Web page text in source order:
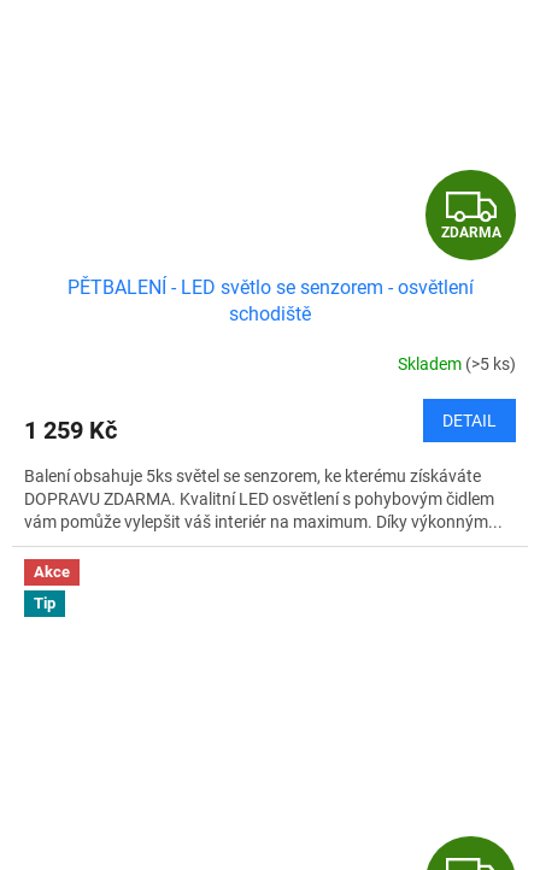
Z
D
R
M
A
ZDARMA
PĚTBALENÍ - LED světlo se senzorem - osvětlení
schodiště
Skladem (>5 ks)
1 259 Kč DETAIL
Balení obsahuje 5ks světel se senzorem, ke kterému získáváte
DOPRAVU ZDARMA. Kvalitní LED osvětlení s pohybovým čidlem
vám pomůže vylepšit váš interiér na maximum. Díky výkonným...
Akce
Tip